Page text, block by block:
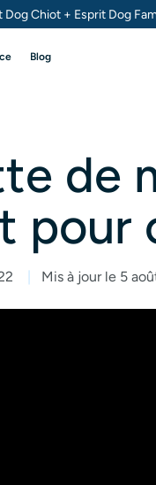
Dog Chiot + Esprit Dog
Blog
de
pour
Mis à jour le 5